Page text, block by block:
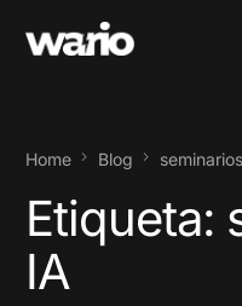
Home Blog
Etiqueta:
IA